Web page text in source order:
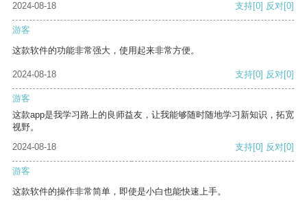
2024-08-18 支持[0] 反对[0]
游客
这款软件的功能非常强大，使用起来非常方便。
2024-08-18 支持[0] 反对[0]
游客
这款app是我学习路上的良师益友，让我能够随时随地学习新知识，拓宽
视野。
2024-08-18
支持[0] 反对[0]
游客
这款软件的操作非常简单，即使是小白也能快速上手。